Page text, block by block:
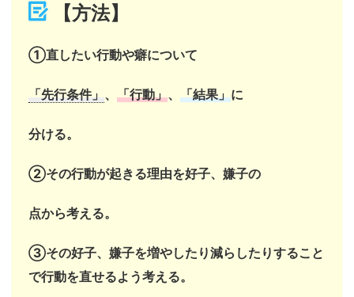
【方法】
①直したい行動や癖について
「先行条件」 、 「行動」、 「結果」に
分ける。
②その行動が起きる理由を好子、嫌子の
点から考える。
③その好子、嫌子を増やしたり減らしたりすること
で行動を直せるよう考える。